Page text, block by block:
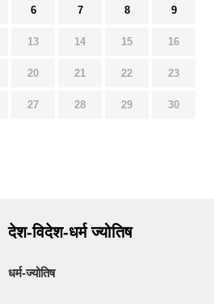
6 7 8 9
13 14 15 16
20 21 22 23
27 28 29 30
देश-विदेश-धर्म ज्योतिष
धर्म-ज्योतिष